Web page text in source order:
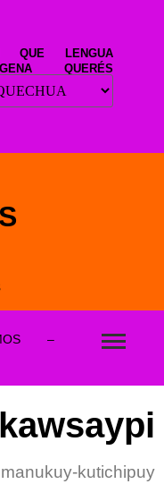
QUE LENGUA
QUERÉS
ESTE SITIO?
–
kutichipuy